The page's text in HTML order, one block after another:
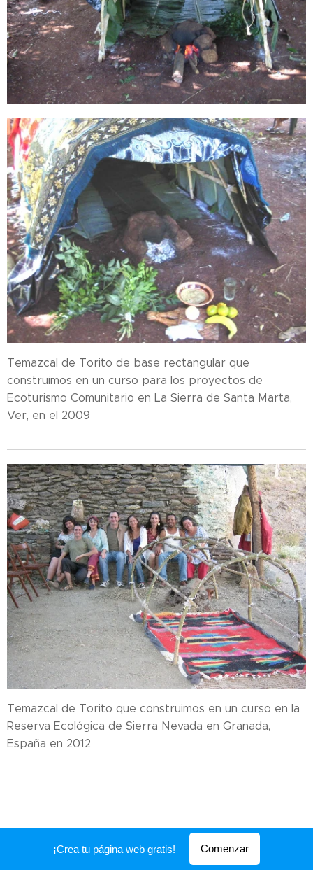
Temazcal de Torito de base rectangular que
construimos en un curso para los proyectos de
Ecoturismo Comunitario en La Sierra de Santa Marta,
Ver, en el 2009
Temazcal de Torito que construimos en un curso en la
Reserva Ecológica de Sierra Nevada en Granada,
España en 2012
Creado conWebnode
¡Crea tu página web gratis! Comenzar